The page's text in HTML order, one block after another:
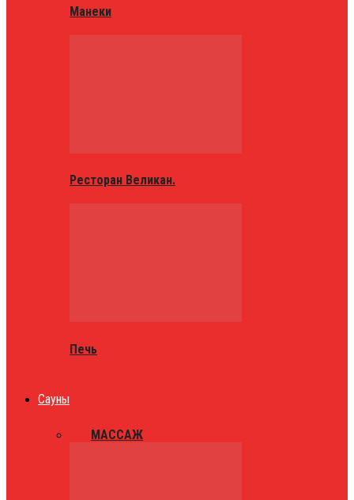
Манеки
Ресторан Великан.
Печь
Сауны
МАССАЖ